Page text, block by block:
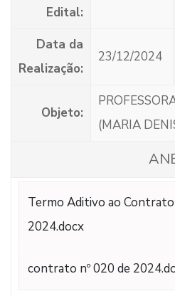
Edital:
Data da
Realização:
23/12/2024
Objeto:
(MARIA
Termo Aditivo ao
2024.docx
contrato nº 020 de